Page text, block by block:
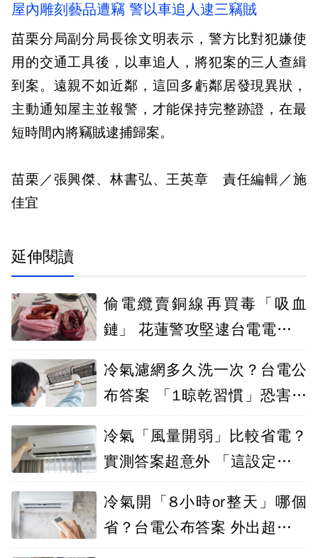
屋內雕刻藝品遭竊 警以車追人逮三竊賊
苗栗分局副分局長徐文明表示，警方比對犯嫌使
用的交通工具後，以車追人，將犯案的三人查緝
到案。遠親不如近鄰，這回多虧鄰居發現異狀，
主動通知屋主並報警，才能保持完整跡證，在最
短時間內將竊賊逮捕歸案。
苗栗／張興傑、林書弘、王英章 責任編輯／施
佳宜
延伸閱讀
偷電纜賣銅線再買毒「吸血
鏈」 花蓮警攻堅逮台電電纜竊
冷氣濾網多久洗一次？台電公
布答案 「1晾乾習慣」恐害濾
冷氣「風量開弱」比較省電？
實測答案超意外 「這設定」反
冷氣開「8小時or整天」哪個
省？台電公布答案 外出超過Ｏ